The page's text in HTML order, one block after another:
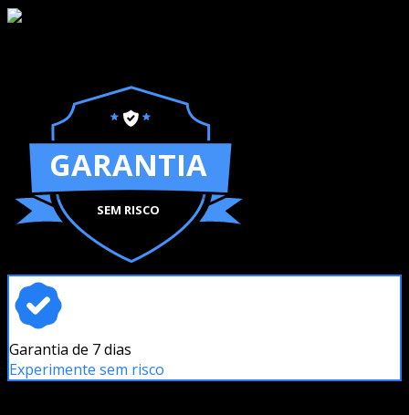
GARANTIA
SEM RISCO
Garantia de 7 dias
Experimente sem risco